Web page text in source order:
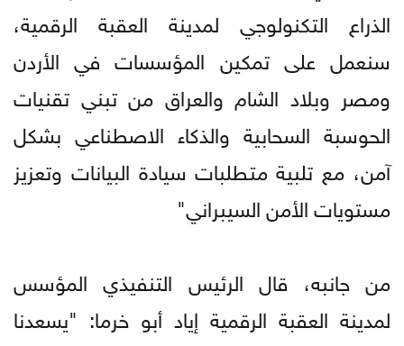
الذراع التكنولوجي لمدينة العقبة الرقمية،
سنعمل على تمكين المؤسسات في الأردن
ومصر وبلاد الشام والعراق من تبني تقنيات
الحوسبة السحابية والذكاء الاصطناعي بشكل
آمن، مع تلبية متطلبات سيادة البيانات وتعزيز
مستويات الأمن السيبراني"
من جانبه، قال الرئيس التنفيذي المؤسس
لمدينة العقبة الرقمية إياد أبو خرما: "يسعدنا